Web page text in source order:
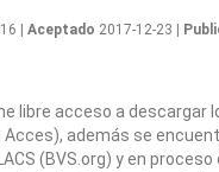
| Aceptado 2017-12-23 |
libre acceso a descargar
Acces), además se
(BVS.org) y en proceso